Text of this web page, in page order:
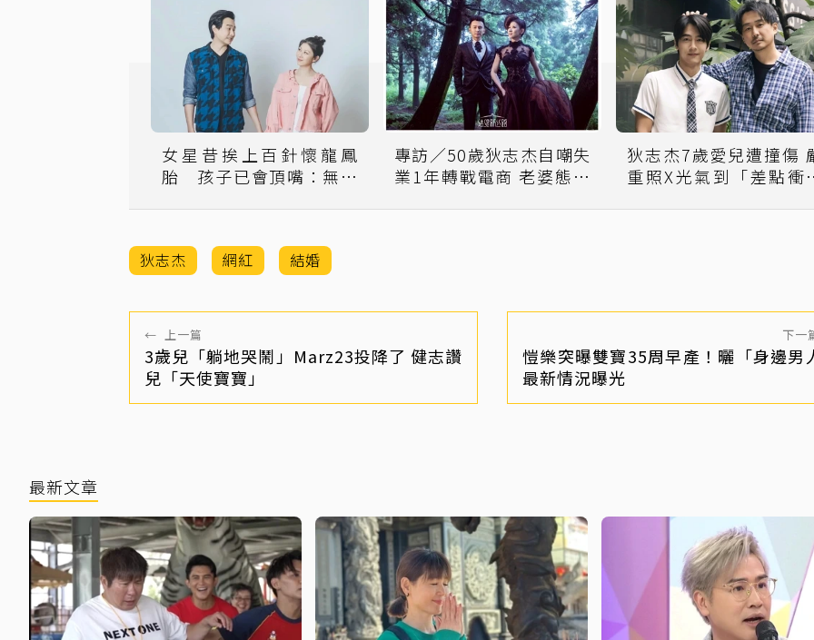
女星昔挨上百針懷龍鳳
胎 孩子已會頂嘴：無法
專訪／50歲狄志杰自嘲失
業1年轉戰電商 老婆態度
狄志杰7歲愛兒遭撞傷 嚴
重照X光氣到「差點衝
狄志杰 網紅 結婚
← 上一篇
3歲兒「躺地哭鬧」Marz23投降了 健志讚
兒「天使寶寶」
下一
愷樂突曝雙寶35周早產！曬「身邊男
最新情況曝光
最新文章